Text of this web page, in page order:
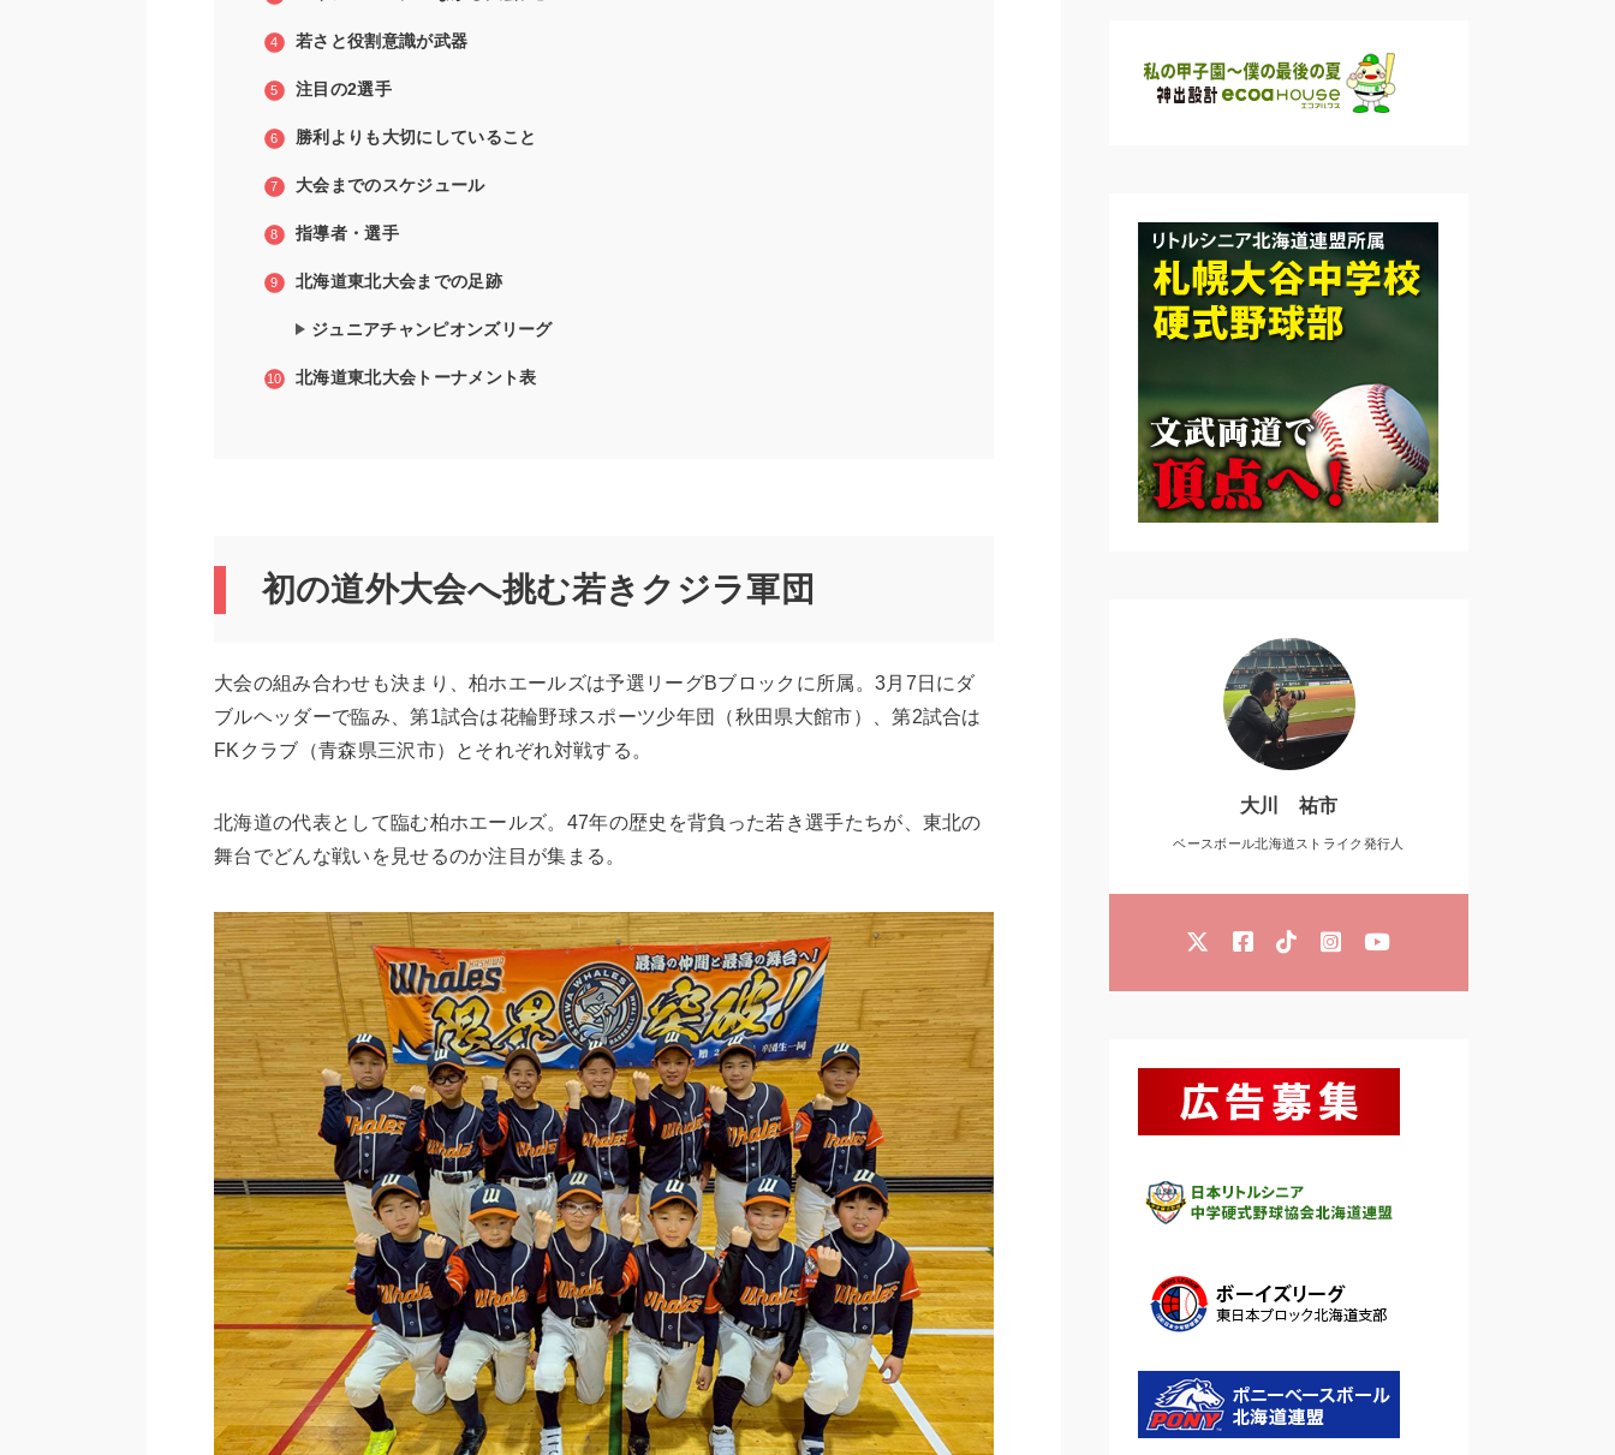
若さと役割意識が武器
注目の2選手
勝利よりも大切にしていること
大会までのスケジュール
指導者・選手
北海道東北大会までの足跡
ジュニアチャンピオンズリーグ
北海道東北大会トーナメント表
初の道外大会へ挑む若きクジラ軍団
大会の組み合わせも決まり、柏ホエールズは予選リーグBブロックに所属。3月7日にダ
ブルヘッダーで臨み、第1試合は花輪野球スポーツ少年団（秋田県大館市）、第2試合は
FKクラブ（青森県三沢市）とそれぞれ対戦する。
北海道の代表として臨む柏ホエールズ。47年の歴史を背負った若き選手たちが、東北の
舞台でどんな戦いを見せるのか注目が集まる。
大川 祐市
ベースボール北海道ストライク発行人